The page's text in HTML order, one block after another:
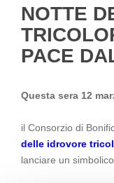
NOTTE
PACE
Questa sera 12
il Consorzio di
delle idrovore
lanciare un